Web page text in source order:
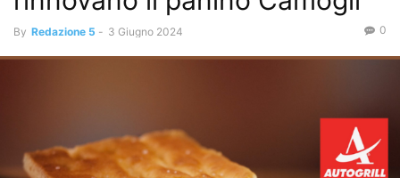
By Redazione 5 - 3 Giugno 2024 0